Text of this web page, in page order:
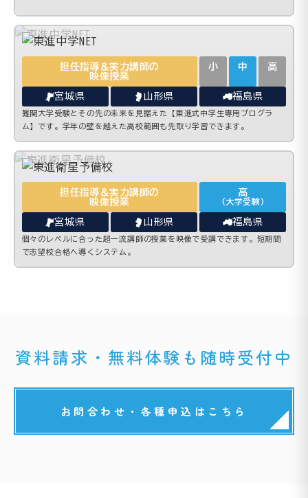
担任指導＆実力講師の
映像授業
小 中 高
宮城県 山形県 福島県
難関大学受験とその先の未来を見据えた【東進式中学生専用プログラ
ム】です。学年の壁を越えた高校範囲も先取り学習できます。
担任指導＆実力講師の
映像授業
高
(大学受験)
宮城県 山形県 福島県
個々のレベルに合った超一流講師の授業を映像で受講できます。短期間
で志望校合格へ導くシステム。
資料請求・無料体験も随時受付中
お問合わせ・各種申込はこちら